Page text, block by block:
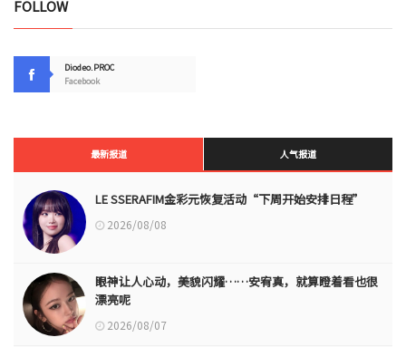
FOLLOW
Diodeo.PROC
Facebook
最新报道 人气报道
LE SSERAFIM金彩元恢复活动“下周开始安排日程”
2026/08/08
眼神让人心动，美貌闪耀……安宥真，就算瞪着看也很
漂亮呢
2026/08/07